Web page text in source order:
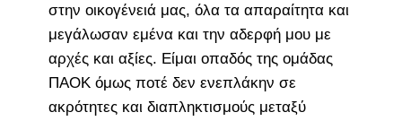
στην οικογένειά μας, όλα τα απαραίτητα και
μεγάλωσαν εμένα και την αδερφή μου με
αρχές και αξίες. Είμαι οπαδός της ομάδας
ΠΑΟΚ όμως ποτέ δεν ενεπλάκην σε
ακρότητες και διαπληκτισμούς μεταξύ